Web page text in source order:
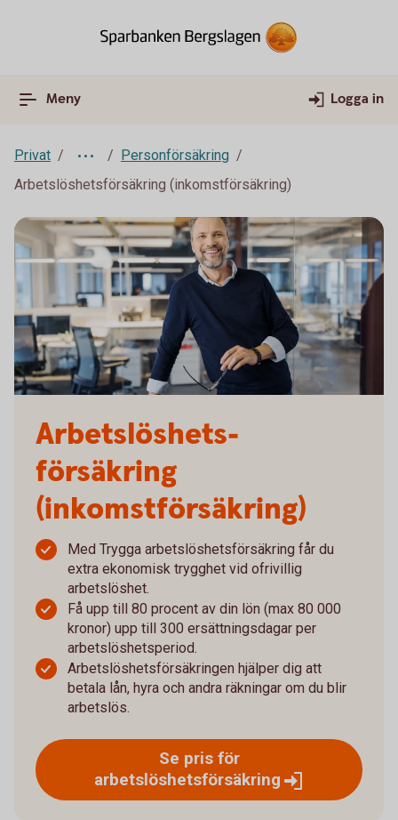
Meny Logga in
Privat
Personförsäkring
Arbetslöshetsförsäkring (inkomstförsäkring)
Arbetslöshets­
försäkring
(inkomstförsäkring)
Med Trygga arbetslöshetsförsäkring får du
extra ekonomisk trygghet vid ofrivillig
arbetslöshet.
Få upp till 80 procent av din lön (max 80 000
kronor) upp till 300 ersättningsdagar per
arbetslöshetsperiod.
Arbetslöshetsförsäkringen hjälper dig att
betala lån, hyra och andra räkningar om du blir
arbetslös.
Se pris för
arbetslöshetsförsäkring